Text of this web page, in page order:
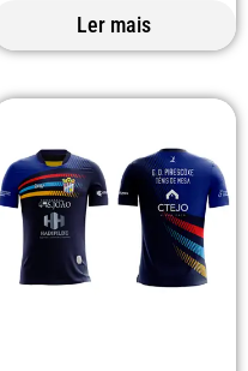
Ler mais